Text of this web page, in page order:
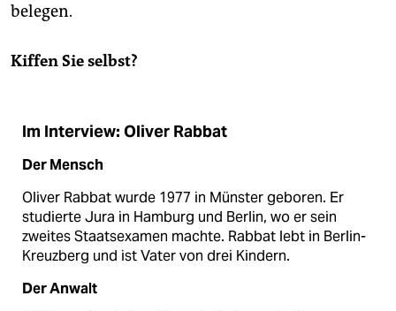
belegen.
Kiffen Sie selbst?
Im Interview: Oliver Rabbat
Der Mensch
Oliver Rabbat wurde 1977 in Münster geboren. Er
studierte Jura in Hamburg und Berlin, wo er sein
zweites Staatsexamen machte. Rabbat lebt in Berlin-
Kreuzberg und ist Vater von drei Kindern.
Der Anwalt